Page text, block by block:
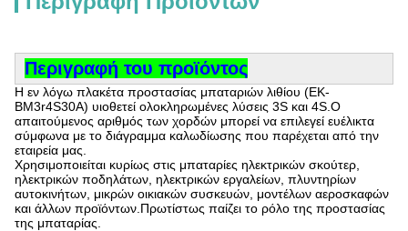
Περιγραφή του προϊόντος
Η εν λόγω πλακέτα προστασίας μπαταριών λιθίου (EK-
BM3r4S30A) υιοθετεί ολοκληρωμένες λύσεις 3S και 4S.Ο
απαιτούμενος αριθμός των χορδών μπορεί να επιλεγεί ευέλικτα
σύμφωνα με το διάγραμμα καλωδίωσης που παρέχεται από την
εταιρεία μας.
Χρησιμοποιείται κυρίως στις μπαταρίες ηλεκτρικών σκούτερ,
ηλεκτρικών ποδηλάτων, ηλεκτρικών εργαλείων, πλυντηρίων
αυτοκινήτων, μικρών οικιακών συσκευών, μοντέλων αεροσκαφών
και άλλων προϊόντων.Πρωτίστως παίζει το ρόλο της προστασίας
της μπαταρίας.